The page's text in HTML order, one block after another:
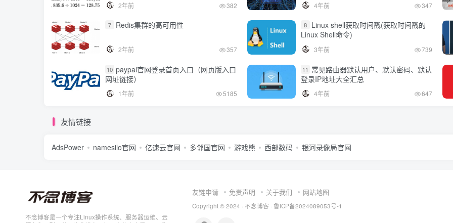
2年前 382 4年前 347
7 Redis集群的高可用性
2年前 357
8
Linux shell获取时间戳(获取时间戳的
Linux Shell命令)
3年前 739
10 paypal官网登录首页入口（网页版入口
网址链接）
1年前 5185
11 常见路由器默认用户、默认密码、默认
登录IP地址大全汇总
4年前 647
友情链接
AdsPower namesilo官网 亿速云官网 多邻国官网 游戏熊 西部数码 银河录像局官网
不念博客是一个专注Linux操作系统、服务器运维、云
友链申请 免责声明 关于我们 网站地图
Copyright © 2024 · 不念博客 · 鲁ICP备2024089053号-1